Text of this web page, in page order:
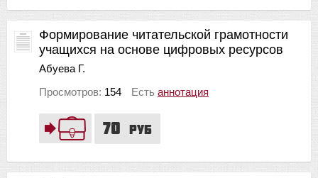
70 руб
Формирование читательской грамотности
учащихся на основе цифровых ресурсов
Абуева Г.
Просмотров: 154 Есть аннотация